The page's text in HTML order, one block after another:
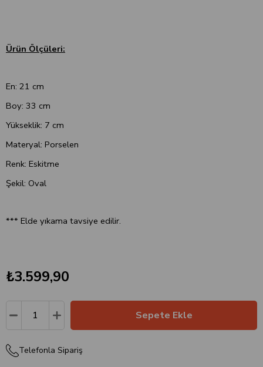
Ürün Ölçüleri:
En: 21 cm
Boy: 33 cm
Yükseklik: 7 cm
Materyal: Porselen
Renk: Eskitme
Şekil: Oval
*** Elde yıkama tavsiye edilir.
₺3.599,90
Telefonla Sipariş